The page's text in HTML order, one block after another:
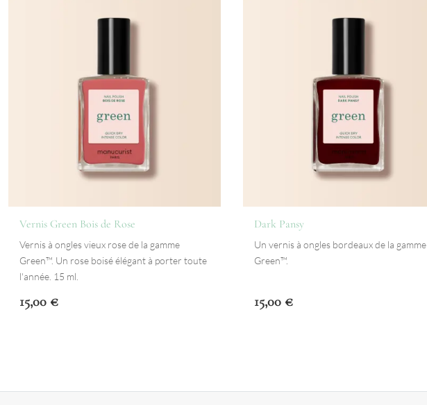
Vernis Green Bois de Rose
Vernis à ongles vieux rose de la gamme
Green™. Un rose boisé élégant à porter toute
l'année. 15 ml.
15,00 €
Dark Pansy
Un vernis à ongles bordeaux de la gamme
Green™.
15,00 €